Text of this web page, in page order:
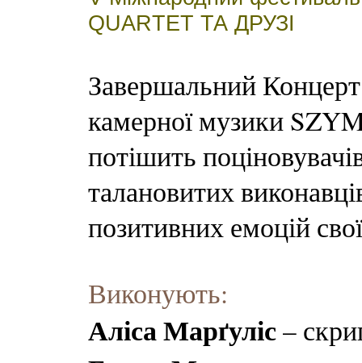
QUARTET ТА ДРУЗІ
Завершальний
камерної музики
потішить
талановитих
позитивних емоцій
Виконують:
Аліса Марґуліс–